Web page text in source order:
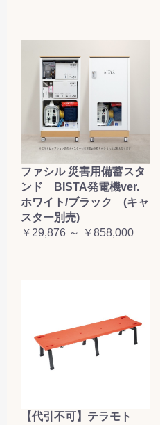
ファシル 災害用備蓄スタ
ンド BISTA発電機ver.
ホワイト/ブラック (キャ
スター別売)
￥29,876 ～ ￥858,000
【代引不可】テラモト